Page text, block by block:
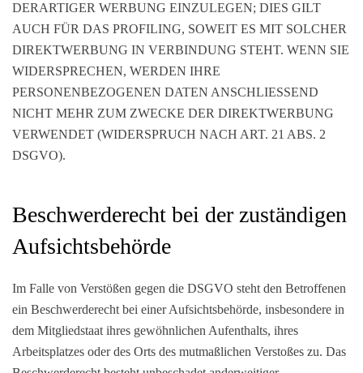
DERARTIGER WERBUNG EINZULEGEN; DIES GILT
AUCH FÜR DAS PROFILING, SOWEIT ES MIT SOLCHER
DIREKTWERBUNG IN VERBINDUNG STEHT. WENN SIE
WIDERSPRECHEN, WERDEN IHRE
PERSONENBEZOGENEN DATEN ANSCHLIESSEND
NICHT MEHR ZUM ZWECKE DER DIREKTWERBUNG
VERWENDET (WIDERSPRUCH NACH ART. 21 ABS. 2
DSGVO).
Beschwerde­recht bei der zuständigen
Aufsichts­behörde
Im Falle von Verstößen gegen die DSGVO steht den Betroffenen
ein Beschwerderecht bei einer Aufsichtsbehörde, insbesondere in
dem Mitgliedstaat ihres gewöhnlichen Aufenthalts, ihres
Arbeitsplatzes oder des Orts des mutmaßlichen Verstoßes zu. Das